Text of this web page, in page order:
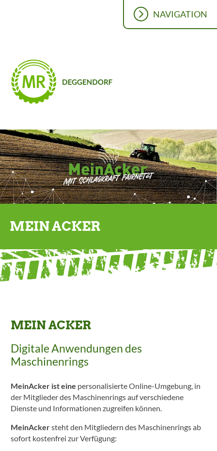
NAVIGATION
MEIN ACKER
MEIN ACKER
Digitale Anwendungen des
Maschinenrings
MeinAcker ist eine personalisierte Online-Umgebung, in
der Mitglieder des Maschinenrings auf verschiedene
Dienste und Informationen zugreifen können.
MeinAckersteht den Mitgliedern des Maschinenrings ab
sofort kostenfrei zur Verfügung: